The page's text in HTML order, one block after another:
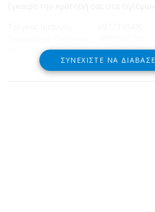
Βασιλείου Αικατερίνη: 6979312998
ΣΥΝΕΧΊΣΤΕ ΝΑ